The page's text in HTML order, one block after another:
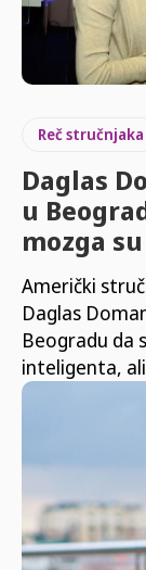
Reč stručnjaka
Daglas
u
mozga
Američki
Daglas
Beogradu da
inteligenta,